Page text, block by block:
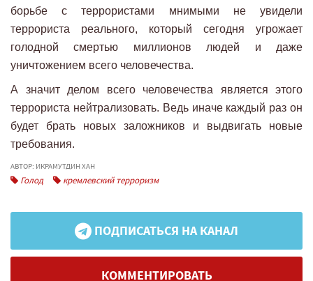
борьбе с террористами мнимыми не увидели
террориста реального, который сегодня угрожает
голодной смертью миллионов людей и даже
уничтожением всего человечества.
А значит делом всего человечества является этого
террориста нейтрализовать. Ведь иначе каждый раз он
будет брать новых заложников и выдвигать новые
требования.
АВТОР: ИКРАМУТДИН ХАН
Голод кремлевский терроризм
ПОДПИСАТЬСЯ НА КАНАЛ
КОММЕНТИРОВАТЬ